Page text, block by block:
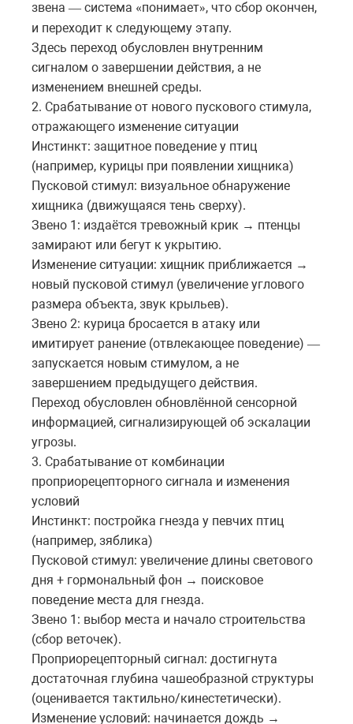
звена — система «понимает», что сбор окончен,
и переходит к следующему этапу.
Здесь переход обусловлен внутренним
сигналом о завершении действия, а не
изменением внешней среды.
2. Срабатывание от нового пускового стимула,
отражающего изменение ситуации
Инстинкт: защитное поведение у птиц
(например, курицы при появлении хищника)
Пусковой стимул: визуальное обнаружение
хищника (движущаяся тень сверху).
Звено 1: издаётся тревожный крик → птенцы
замирают или бегут к укрытию.
Изменение ситуации: хищник приближается →
новый пусковой стимул (увеличение углового
размера объекта, звук крыльев).
Звено 2: курица бросается в атаку или
имитирует ранение (отвлекающее поведение) —
запускается новым стимулом, а не
завершением предыдущего действия.
Переход обусловлен обновлённой сенсорной
информацией, сигнализирующей об эскалации
угрозы.
3. Срабатывание от комбинации
проприорецепторного сигнала и изменения
условий
Инстинкт: постройка гнезда у певчих птиц
(например, зяблика)
Пусковой стимул: увеличение длины светового
дня + гормональный фон → поисковое
поведение места для гнезда.
Звено 1: выбор места и начало строительства
(сбор веточек).
Проприорецепторный сигнал: достигнута
достаточная глубина чашеобразной структуры
(оценивается тактильно/кинестетически).
Изменение условий: начинается дождь →